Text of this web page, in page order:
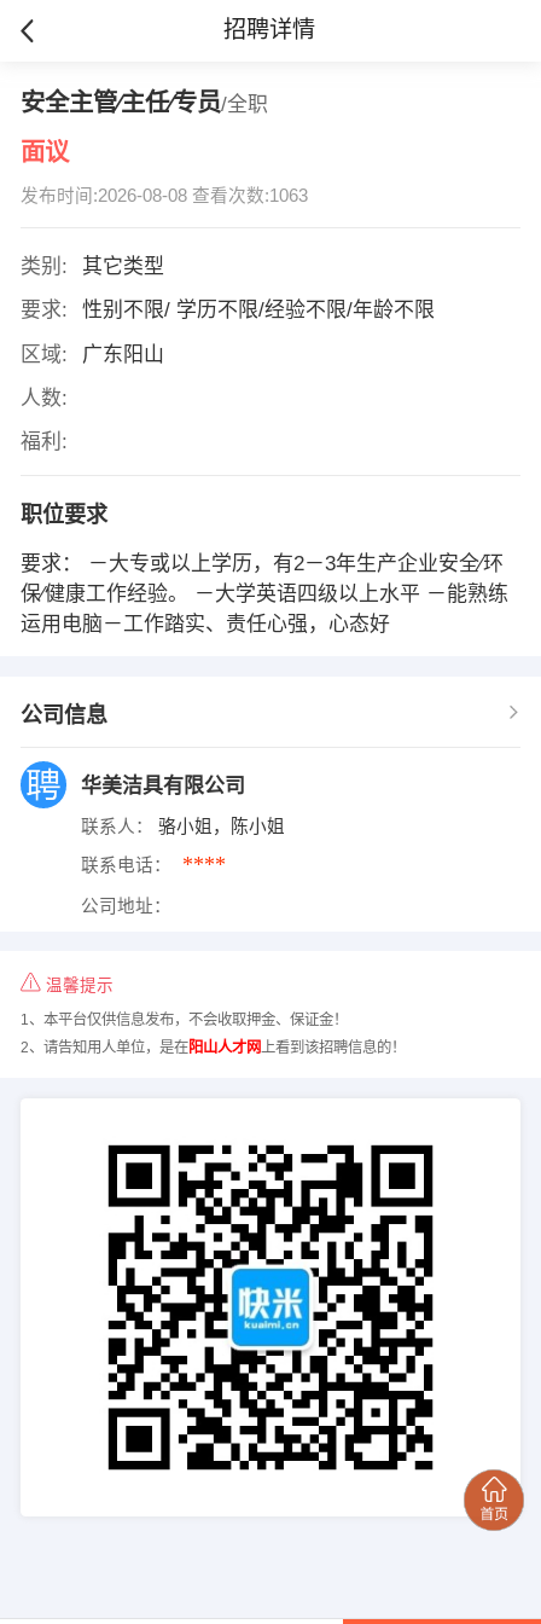
招聘详情
安全主管∕主任∕专员/全职
面议
发布时间:2026-08-08 查看次数:1063
类别:
其它类型
要求:
性别不限/ 学历不限/经验不限/年龄不限
区域:
广东阳山
人数:
福利:
职位要求
要求： －大专或以上学历，有2－3年生产企业安全∕环
保∕健康工作经验。 －大学英语四级以上水平 －能熟练
运用电脑－工作踏实、责任心强，心态好
公司信息
华美洁具有限公司
联系人： 骆小姐，陈小姐
联系电话： ****
公司地址：
温馨提示
1、本平台仅供信息发布，不会收取押金、保证金！
2、请告知用人单位，是在阳山人才网上看到该招聘信息的！